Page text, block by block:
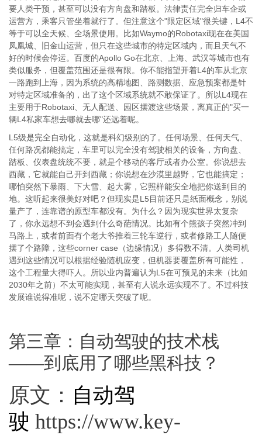
要人类干预，甚至可以没有方向盘和踏板。法律责任完全归车企或
运营方，乘客只管坐着就行了。但注意这个"限定区域"很关键，L4不
等于可以全天候、全场景使用。比如Waymo的Robotaxi现在在美国
凤凰城、旧金山运营，但只在这些城市的特定区域内，而且天气不
好的时候会停运。百度的Apollo Go在北京、上海、武汉等城市也有
类似服务，但覆盖范围还是很有限。你不能指望开着L4的车从北京
一路跑到上海，因为系统的高精地图、路测数据、应急预案都是针
对特定区域准备的，出了这个区域系统就不敢保证了。所以L4现在
主要用于Robotaxi、无人配送、园区摆渡这些场景，离真正的"买一
辆L4私家车想去哪就去哪"还远着呢。
L5级是完全自动化，这就是科幻级别的了。任何场景、任何天气、
任何路况都能搞定，车里可以完全没有驾驶相关的设备，方向盘、
踏板、仪表盘统统不要，就是个移动的客厅或者办公室。你说想去
西藏，它就能自己开到西藏；你说想在沙漠里越野，它也能搞定；
哪怕突然下暴雨、下大雪、起大雾，它照样能安全地把你送到目的
地。这听起来很美好对吧？但现实是L5目前还只是纸面概念，别说
量产了，连靠谱的原型车都没有。为什么？因为现实世界太复杂
了，你永远想不到会遇到什么奇葩情况。比如有个熊孩子突然冲到
马路上，或者前面有个老大爷推着三轮车逆行，或者修路工人随便
摆了个路障，这些corner case（边缘情况）多得数不清。人类司机
遇到这些情况可以根据经验随机应变，但机器要覆盖所有可能性，
这个工程量大得吓人。所以业内普遍认为L5在可预见的未来（比如
2030年之前）不太可能实现，甚至有人说永远实现不了。不过科技
发展谁说得准呢，说不定哪天突破了呢。
第三章：自动驾驶的技术栈
——到底用了哪些黑科技？
原文： 自动驾
驶 https://www.key-